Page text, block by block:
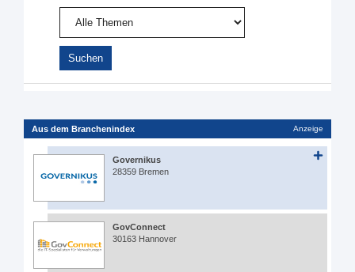
Aus dem Branchenindex Anzeige
Governikus
28359 Bremen
GovConnect
30163 Hannover